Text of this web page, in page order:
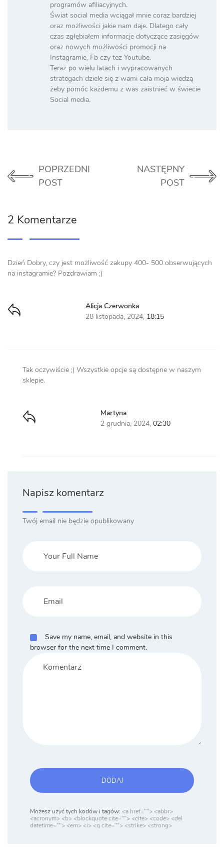
programów afiliacyjnych.
Świat social media wciągał mnie coraz bardziej
oraz możliwości jakie nam daje. Dlatego cały
czas zgłębiałem informacje dotyczące zasięgów
oraz nowych możliwości promocji na
Instagramie, Fb czy tez Youtube.
Teraz po wielu latach i wypracowanych
strategach dziele się z wami cała moja wiedzą
żeby pomóc każdemu z was zaistnieć w świecie
Social media.
POPRZEDNI
POST
NASTĘPNY
POST
2 Komentarze
Dzień Dobry, czy jest możliwość zakupy 400- 500 obserwujących
na instagramie? Pozdrawiam ;)
Alicja Czerwonka
28 listopada, 2024, 18:15
Tak oczywiście ;) Wszystkie opcje są dostępne w naszym
sklepie.
Martyna
2 grudnia, 2024, 02:30
Napisz komentarz
Twój email nie będzie opublikowany
Save my name, email, and website in this
browser for the next time I comment.
DODAJ
Możesz użyć tych kodów i tagów: <a href=""> <abbr>
<acronym> <b> <blockquote cite=""> <cite> <code> <del
datetime=""> <em> <i> <q cite=""> <strike> <strong>